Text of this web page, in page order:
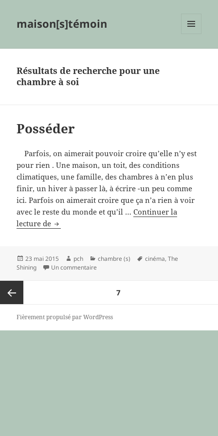
maison[s]témoin
Résultats de recherche pour une
chambre à soi
Posséder
Parfois, on aimerait pouvoir croire qu’elle n’y est
pour rien . Une maison, un toit, des conditions
climatiques, une famille, des chambres à n’en plus
finir, un hiver à passer là, à écrire -un peu comme
ici. Parfois on aimerait croire que ça n’a rien à voir
avec le reste du monde et qu’il …Continuer la
lecture de Posséder
Publié
le
23 mai 2015 Auteur
pch Catégories
chambre (s)
Mots-
cinéma,The
Shining
Un commentaire
des
Page
PAGE7
Fièrement propulsé par WordPress